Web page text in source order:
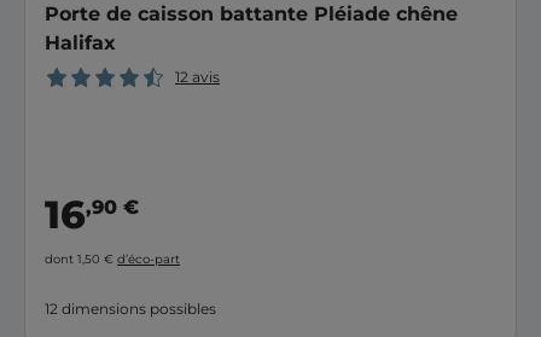
Porte de caisson battante Pléiade chêne
Halifax
12 avis
16,90 €
dont 1,50 € d’éco-part
12 dimensions possibles